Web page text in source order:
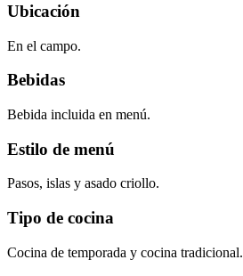
Ubicación
En el campo.
Bebidas
Bebida incluida en menú.
Estilo de menú
Pasos, islas y asado criollo.
Tipo de cocina
Cocina de temporada y cocina tradicional.